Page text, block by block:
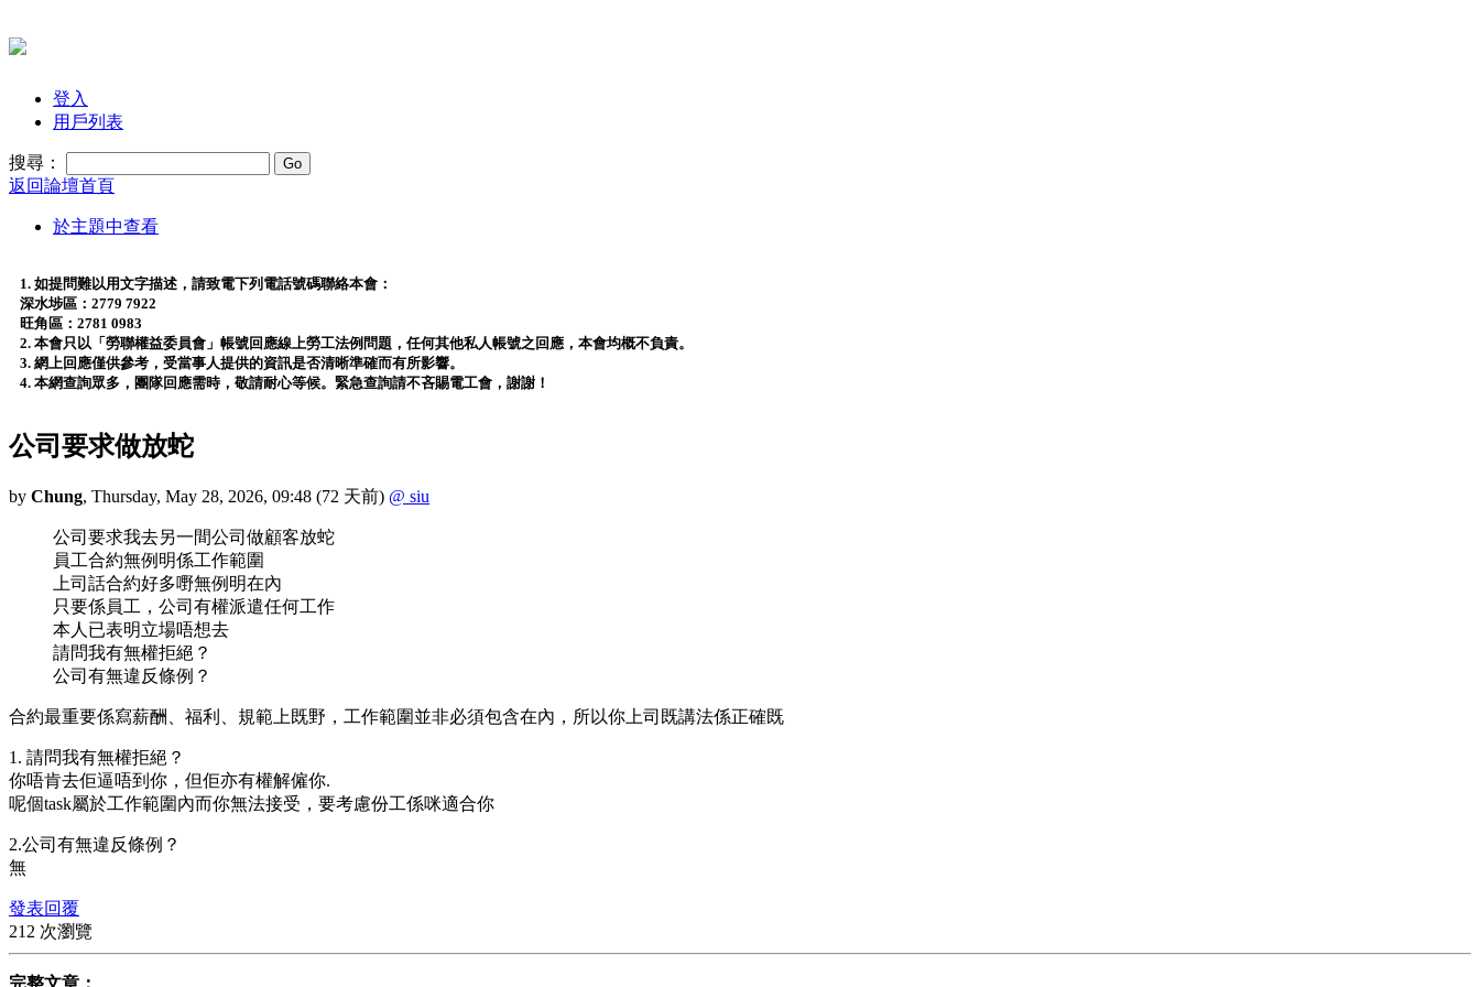
登入
用戶列表
搜尋：
返回論壇首頁
於主題中查看
1. 如提問難以用文字描述，請致電下列電話號碼聯絡本會：
深水埗區：2779 7922
旺角區：2781 0983
2. 本會只以「勞聯權益委員會」帳號回應線上勞工法例問題，任何其他私人帳號之回應，本會均概不負責。
3. 網上回應僅供參考，受當事人提供的資訊是否清晰準確而有所影響。
4. 本網查詢眾多，團隊回應需時，敬請耐心等候。緊急查詢請不吝賜電工會，謝謝！
公司要求做放蛇
by Chung, Thursday, May 28, 2026, 09:48 (72 天前) @ siu
公司要求我去另一間公司做顧客放蛇
員工合約無例明係工作範圍
上司話合約好多嘢無例明在內
只要係員工，公司有權派遣任何工作
本人已表明立場唔想去
請問我有無權拒絕？
公司有無違反條例？
合約最重要係寫薪酬、福利、規範上既野，工作範圍並非必須包含在內，所以你上司既講法係正確既
1. 請問我有無權拒絕？
你唔肯去佢逼唔到你，但佢亦有權解僱你.
呢個task屬於工作範圍內而你無法接受，要考慮份工係咪適合你
2.公司有無違反條例？
無
發表回覆
212 次瀏覽